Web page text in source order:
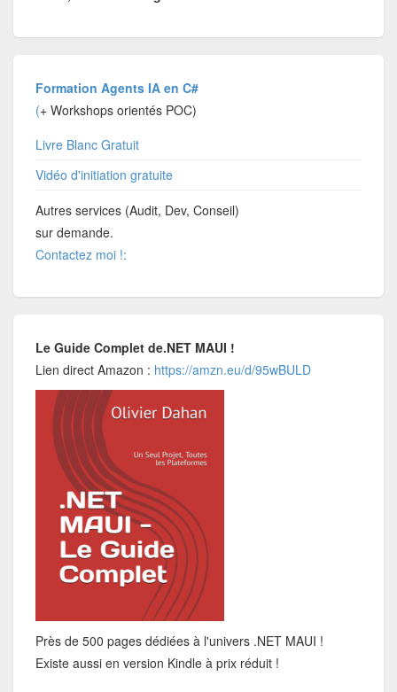
Formation Agents IA en C#
(+ Workshops orientés POC)
Livre Blanc Gratuit
Vidéo d'initiation gratuite
Autres services (Audit, Dev, Conseil)
sur demande.
Contactez moi !:
Le Guide Complet de.NET MAUI !
Lien direct Amazon : https://amzn.eu/d/95wBULD
Près de 500 pages dédiées à l'univers .NET MAUI !
Existe aussi en version Kindle à prix réduit !